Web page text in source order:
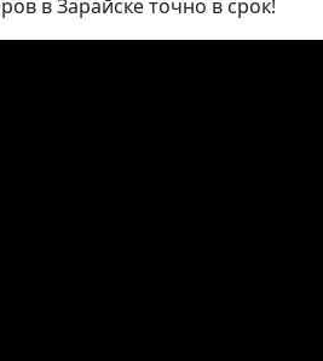
в Зарайске точно в срок!